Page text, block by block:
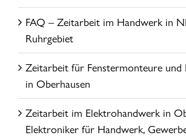
FAQ – Zeitarbeit im Handwerk in
Ruhrgebiet
Zeitarbeit für Fenstermonteure und
in Oberhausen
Zeitarbeit im Elektrohandwerk in
Elektroniker für Handwerk,